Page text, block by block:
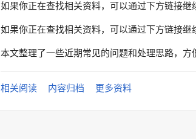
如果你正在查找相关资料，可以通过下方链接继
如果你正在查找相关资料，可以通过下方链接继
本文整理了一些近期常见的问题和处理思路，方
相关阅读 内容归档 更多资料